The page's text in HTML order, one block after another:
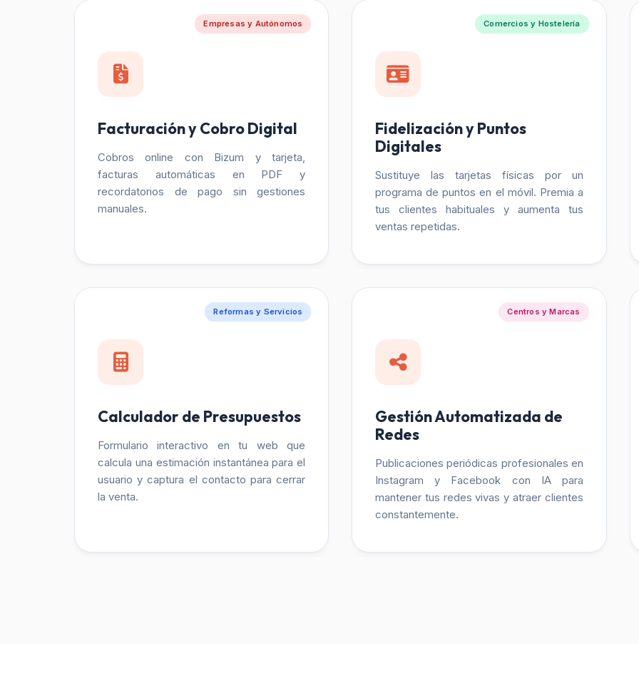
Empresas y Autónomos
Facturación y Cobro Digital
Cobros online con Bizum y tarjeta,
facturas automáticas en PDF y
recordatorios de pago sin gestiones
manuales.
Comercios y Hostelería
Fidelización y Puntos
Digitales
Sustituye las tarjetas físicas por un
programa de puntos en el móvil. Premia a
tus clientes habituales y aumenta tus
ventas repetidas.
Reformas y Servicios
Calculador de Presupuestos
Formulario interactivo en tu web que
calcula una estimación instantánea para el
usuario y captura el contacto para cerrar
la venta.
Centros y Marcas
Gestión Automatizada de
Redes
Publicaciones periódicas profesionales en
Instagram y Facebook con IA para
mantener tus redes vivas y atraer clientes
constantemente.